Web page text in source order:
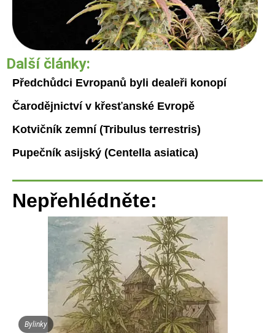
Další články:
Předchůdci Evropanů byli dealeři konopí
Čarodějnictví v křesťanské Evropě
Kotvičník zemní (Tribulus terrestris)
Pupečník asijský (Centella asiatica)
Nepřehlédněte:
Bylinky